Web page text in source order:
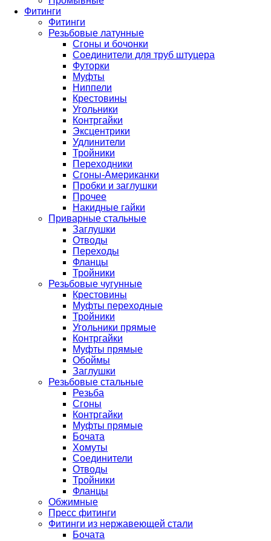
Фитинги
Фитинги
Резьбовые латунные
Сгоны и бочонки
Соединители для труб штуцера
Футорки
Муфты
Ниппели
Крестовины
Угольники
Контргайки
Эксцентрики
Удлинители
Тройники
Переходники
Сгоны-Американки
Пробки и заглушки
Прочее
Накидные гайки
Приварные стальные
Заглушки
Отводы
Переходы
Фланцы
Тройники
Резьбовые чугунные
Крестовины
Муфты переходные
Тройники
Угольники прямые
Контргайки
Муфты прямые
Обоймы
Заглушки
Резьбовые стальные
Резьба
Сгоны
Контргайки
Муфты прямые
Бочата
Хомуты
Соединители
Отводы
Тройники
Фланцы
Обжимные
Пресс фитинги
Фитинги из нержавеющей стали
Бочата